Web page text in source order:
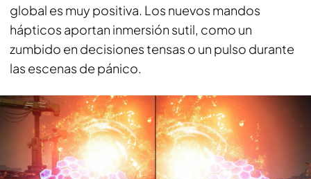
global es muy positiva. Los nuevos mandos
hápticos aportan inmersión sutil, como un
zumbido en decisiones tensas o un pulso durante
las escenas de pánico.